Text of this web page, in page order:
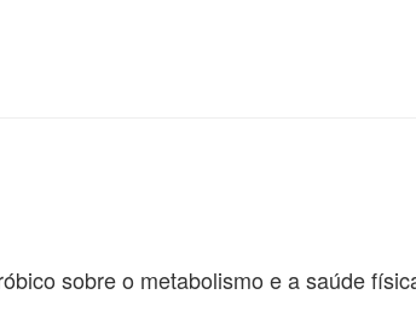
sobre o metabolismo e a saúde